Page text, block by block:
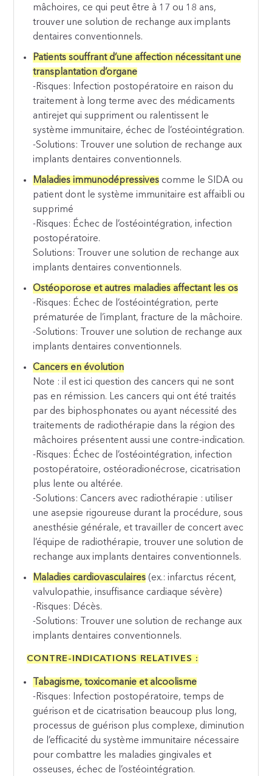
mâchoires, ce qui peut être à 17 ou 18 ans,
trouver une solution de rechange aux implants
dentaires conventionnels.
Patients souffrant d’une affection nécessitant une
transplantation d’organe
-Risques: Infection postopératoire en raison du
traitement à long terme avec des médicaments
antirejet qui suppriment ou ralentissent le
système immunitaire, échec de l’ostéointégration.
-Solutions: Trouver une solution de rechange aux
implants dentaires conventionnels.
Maladies immunodépressives comme le SIDA ou
patient dont le système immunitaire est affaibli ou
supprimé
-Risques: Échec de l’ostéointégration, infection
postopératoire.
Solutions: Trouver une solution de rechange aux
implants dentaires conventionnels.
Ostéoporose et autres maladies affectant les os
-Risques: Échec de l’ostéointégration, perte
prématurée de l’implant, fracture de la mâchoire.
-Solutions: Trouver une solution de rechange aux
implants dentaires conventionnels.
Cancers en évolution
Note : il est ici question des cancers qui ne sont
pas en rémission. Les cancers qui ont été traités
par des biphosphonates ou ayant nécessité des
traitements de radiothérapie dans la région des
mâchoires présentent aussi une contre-indication.
-Risques: Échec de l’ostéointégration, infection
postopératoire, ostéoradionécrose, cicatrisation
plus lente ou altérée.
-Solutions: Cancers avec radiothérapie : utiliser
une asepsie rigoureuse durant la procédure, sous
anesthésie générale, et travailler de concert avec
l’équipe de radiothérapie, trouver une solution de
rechange aux implants dentaires conventionnels.
Maladies cardiovasculaires (ex.: infarctus récent,
valvulopathie, insuffisance cardiaque sévère)
-Risques: Décès.
-Solutions: Trouver une solution de rechange aux
implants dentaires conventionnels.
CONTRE-INDICATIONS RELATIVES :
Tabagisme, toxicomanie et alcoolisme
-Risques: Infection postopératoire, temps de
guérison et de cicatrisation beaucoup plus long,
processus de guérison plus complexe, diminution
de l’efficacité du système immunitaire nécessaire
pour combattre les maladies gingivales et
osseuses, échec de l’ostéointégration.